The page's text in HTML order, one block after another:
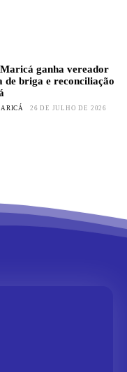
ganha vereador
de briga e reconciliação
26 DE JULHO DE 2026